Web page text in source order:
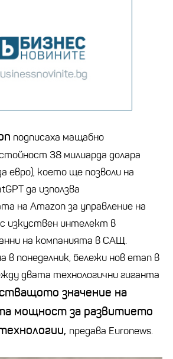
подписаха мащабно
38 милиарда долара
евро), което ще позволи на
да използва
на Amazonза управление на
изкуствен интелект в
на компанията в САЩ.
в понеделник, бележи нов етап в
двата технологични гиганта
значение на
мощност за развитието
предава Euronews.